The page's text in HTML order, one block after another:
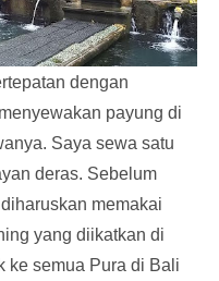
dengan
payung di
Saya sewa satu
deras. Sebelum
memakai
yang diikatkan di
ke semua Pura di Bali